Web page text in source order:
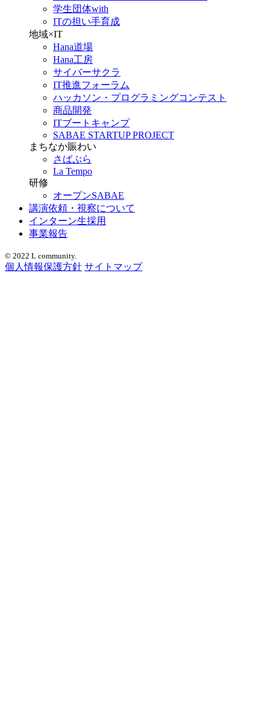
学生団体with
ITの担い手育成
地域×IT
Hana道場
Hana工房
サイバーサクラ
IT推進フォーラム
ハッカソン・プログラミングコンテスト
商品開発
ITブートキャンプ
SABAE STARTUP PROJECT
まちなか賑わい
さばぷら
La Tempo
研修
オープンSABAE
講演依頼・視察について
インターン生採用
事業報告
© 2022 L community.
個人情報保護方針 サイトマップ